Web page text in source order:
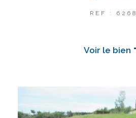
REF : 6268
Voir le bien